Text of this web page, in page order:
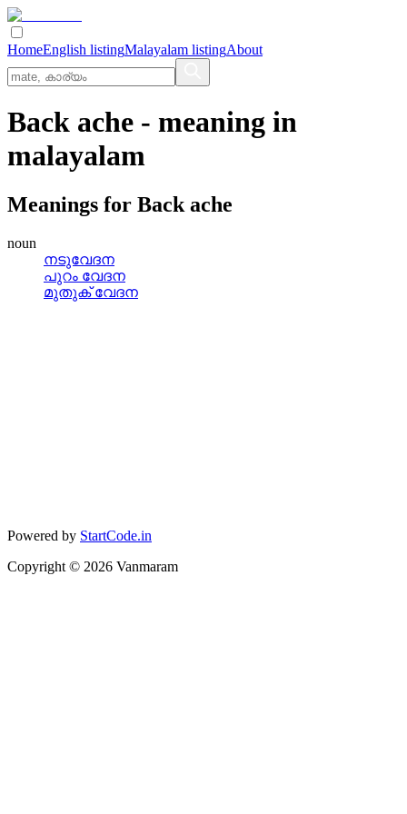
HomeEnglish listingMalayalam listingAbout
Back ache - meaning in
malayalam
Meanings for Back ache
noun
നടുവേദന
പുറം വേദന
മുതുക്‌ വേദന
Powered by StartCode.in
Copyright © 2026 Vanmaram